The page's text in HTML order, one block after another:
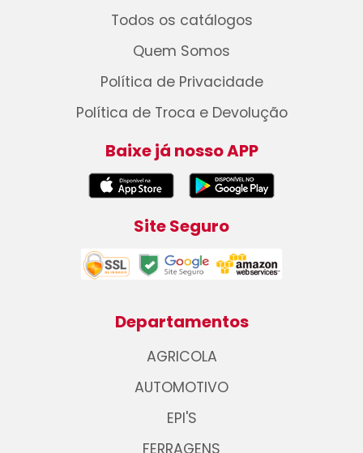
Todos os catálogos
Quem Somos
Política de Privacidade
Política de Troca e Devolução
Baixe já nosso APP
Site Seguro
Departamentos
AGRICOLA
AUTOMOTIVO
EPI'S
FERRAGENS